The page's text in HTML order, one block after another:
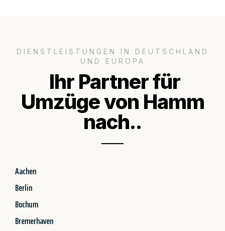
DIENSTLEISTUNGEN IN DEUTSCHLAND
UND EUROPA
Ihr Partner für
Umzüge von Hamm
nach..
Aachen
Berlin
Bochum
Bremerhaven